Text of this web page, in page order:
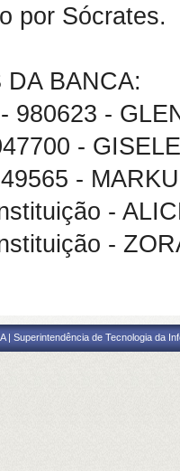
por Sócrates.
DA BANCA:
980623 -
-
-
-
-
| Superintendência de Tecnologia da